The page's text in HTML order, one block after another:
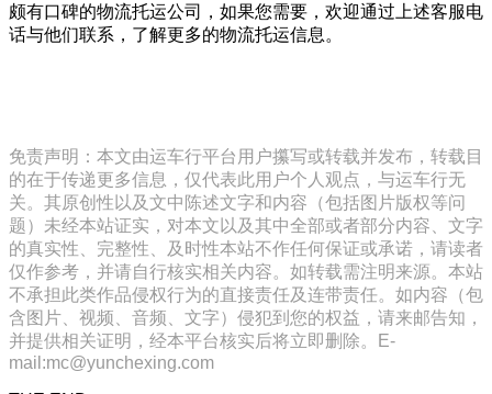
颇有口碑的物流托运公司，如果您需要，欢迎通过上述客服电
话与他们联系，了解更多的物流托运信息。
免责声明：本文由运车行平台用户攥写或转载并发布，转载目
的在于传递更多信息，仅代表此用户个人观点，与运车行无
关。其原创性以及文中陈述文字和内容（包括图片版权等问
题）未经本站证实，对本文以及其中全部或者部分内容、文字
的真实性、完整性、及时性本站不作任何保证或承诺，请读者
仅作参考，并请自行核实相关内容。如转载需注明来源。本站
不承担此类作品侵权行为的直接责任及连带责任。如内容（包
含图片、视频、音频、文字）侵犯到您的权益，请来邮告知，
并提供相关证明，经本平台核实后将立即删除。E-
mail:mc@yunchexing.com